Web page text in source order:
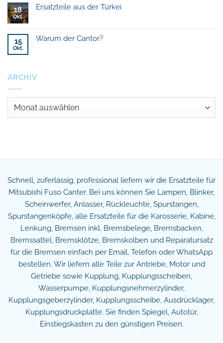
zu
für
Nutzfahrzeuge
18
Okt.
Ersatzteile aus der Türkei
Ersatzteile
aus
15
Okt.
Warum der Cantor?
Cantor?
ARCHIV
Schnell, zuferlässig, professional liefern wir die Ersatzteile für
Mitsubishi Fuso Canter. Bei uns können Sie Lampen, Blinker,
Scheinwerfer, Anlasser, Rückleuchte, Spurstangen,
Spurstangenköpfe, alle Ersatzteile für die Karosserie, Kabine,
Lenkung, Bremsen inkl. Bremsbelege, Bremsbacken,
Bremssattel, Bremsklötze, Bremskolben und Reparatursatz
für die Bremsen einfach per Email, Telefon oder WhatsApp
bestellen. Wir liefern alle Teile zur Antriebe, Motor und
Getriebe sowie Kupplung, Kupplungsscheiben,
Wasserpumpe, Kupplungsnehmerzylinder,
Kupplungsgeberzylinder, Kupplungsscheibe, Ausdrücklager,
Kupplungsdruckplatte. Sie finden Spiegel, Autotür,
Einstiegskasten zu den günstigen Preisen.